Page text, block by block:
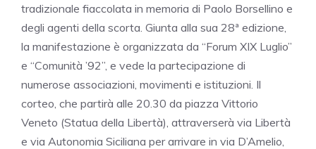
tradizionale fiaccolata in memoria di Paolo Borsellino e
degli agenti della scorta. Giunta alla sua 28ª edizione,
la manifestazione è organizzata da “Forum XIX Luglio”
e “Comunità ’92”, e vede la partecipazione di
numerose associazioni, movimenti e istituzioni. Il
corteo, che partirà alle 20.30 da piazza Vittorio
Veneto (Statua della Libertà), attraverserà via Libertà
e via Autonomia Siciliana per arrivare in via D’Amelio,